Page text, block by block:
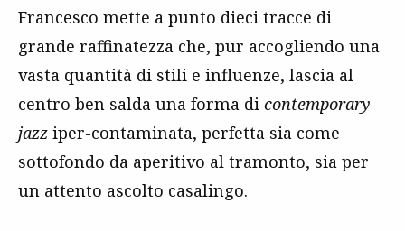
Francesco mette a punto dieci tracce di
grande raffinatezza che, pur accogliendo una
vasta quantità di stili e influenze, lascia al
centro ben salda una forma di contemporary
jazz iper-contaminata, perfetta sia come
sottofondo da aperitivo al tramonto, sia per
un attento ascolto casalingo.